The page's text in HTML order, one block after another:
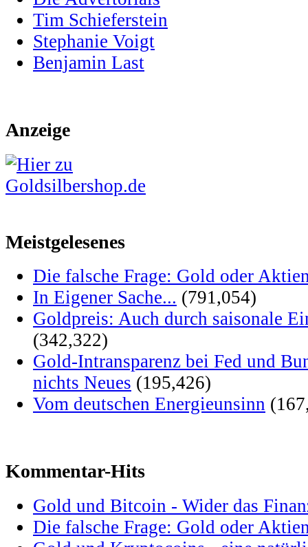
Tim Schieferstein
Stephanie Voigt
Benjamin Last
Anzeige
Meistgelesenes
Die falsche Frage: Gold oder
In Eigener Sache... (791,054)
Goldpreis: Auch durch saisonale
(342,322)
Gold-Intransparenz bei Fed und
nichts Neues (195,426)
Vom deutschen Energieunsinn
Kommentar-Hits
Gold und Bitcoin - Wider das
Die falsche Frage: Gold oder